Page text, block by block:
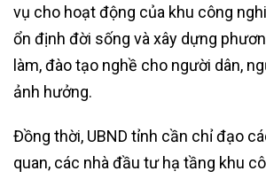
vụ cho hoạt động của khu công
ổn định đời sống và xây dựng
làm, đào tạo nghề cho người dân,
ảnh hưởng.
Đồng thời, UBND tỉnh cần chỉ đạo
quan, các nhà đầu tư hạ tầng khu